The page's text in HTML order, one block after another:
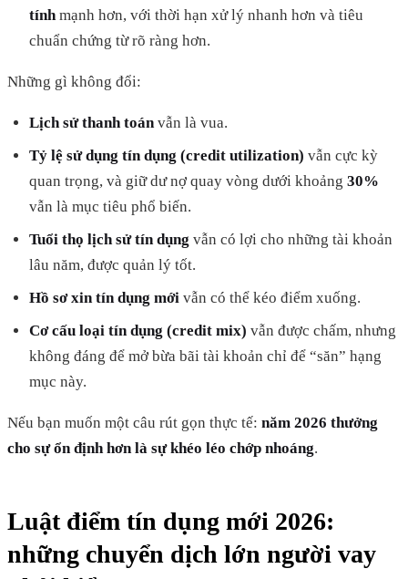
tínhmạnh hơn, với thời hạn xử lý nhanh hơn và tiêu
chuẩn chứng từ rõ ràng hơn.
Những gì không đổi:
Lịch sử thanh toánvẫn là vua.
Tỷ lệ sử dụng tín dụng (credit utilization) vẫn cực kỳ
quan trọng, và giữ dư nợ quay vòng dưới khoảng 30%
vẫn là mục tiêu phổ biến.
Tuổi thọ lịch sử tín dụng vẫn có lợi cho những tài khoản
lâu năm, được quản lý tốt.
Hồ sơ xin tín dụng mới vẫn có thể kéo điểm xuống.
Cơ cấu loại tín dụng (credit mix) vẫn được chấm, nhưng
không đáng để mở bừa bãi tài khoản chỉ để “săn” hạng
mục này.
Nếu bạn muốn một câu rút gọn thực tế: năm 2026 thưởng
cho sự ổn định hơn là sự khéo léo chớp nhoáng.
Luật điểm tín dụng mới 2026:
những chuyển dịch lớn người vay